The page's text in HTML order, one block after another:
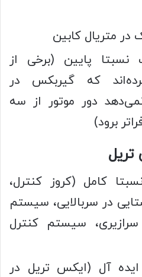
در متریال کابین
پایین (برخی از
که گیربکس در
نمی‌دهد دور موتور از سه
برود)
تریل
کامل (کروز کنترل،
در سربالایی، سیستم
سیستم کنترل
ایده آل (ایکس تریل در